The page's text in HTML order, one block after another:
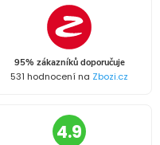
95% zákazníků doporučuje
531 hodnocení na Zbozi.cz
4.9